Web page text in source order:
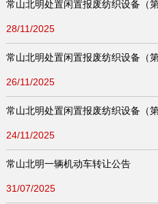
常山北明处置闲置报废纺织设备（
28/11/2025
常山北明处置闲置报废纺织设备（
26/11/2025
常山北明处置闲置报废纺织设备（
24/11/2025
常山北明一辆机动车转让公告
31/07/2025